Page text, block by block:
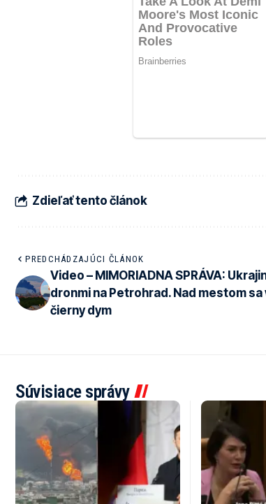
Zdieľať tento článok
PREDCHÁDZAJÚCI ČLÁNOK
Video – MIMORIADNA SPRÁVA:
dronmi na Petrohrad. Nad mestom sa
čierny dym
Súvisiace správy